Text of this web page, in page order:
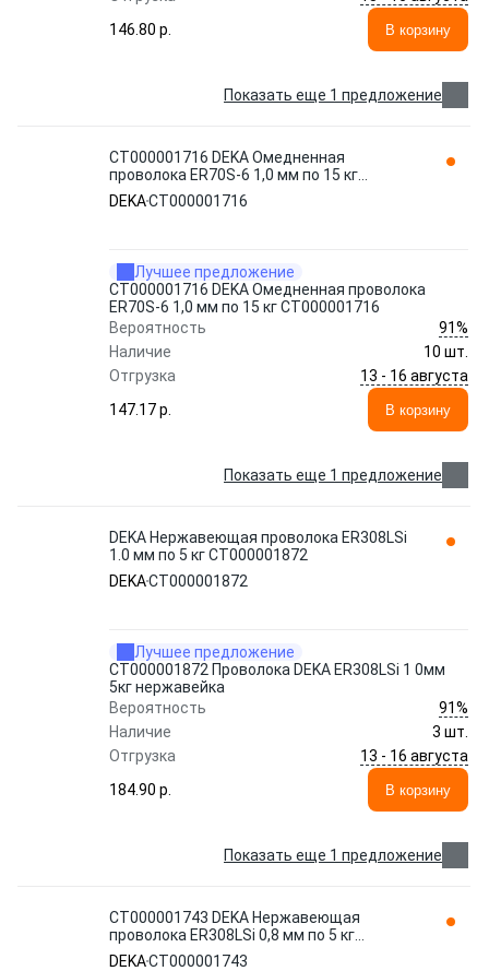
146.80 p.
В корзину
Показать еще 1 предложение
СТ000001716 DEKA Омедненная
проволока ER70S-6 1,0 мм по 15 кг
СТ000001716
DEKAСТ000001716
Лучшее предложение
СТ000001716 DEKA Омедненная проволока
ER70S-6 1,0 мм по 15 кг СТ000001716
Вероятность
91%
Наличие
10 шт.
Отгрузка
13 - 16 августа
147.17 p.
В корзину
Показать еще 1 предложение
DEKA Нержавеющая проволока ER308LSi
1.0 мм по 5 кг СТ000001872
DEKAСТ000001872
Лучшее предложение
СТ000001872 Проволока DEKA ER308LSi 1 0мм
5кг нержавейка
Вероятность
91%
Наличие
3 шт.
Отгрузка
13 - 16 августа
184.90 p.
В корзину
Показать еще 1 предложение
СТ000001743 DEKA Нержавеющая
проволока ER308LSi 0,8 мм по 5 кг
СТ000001743
DEKAСТ000001743